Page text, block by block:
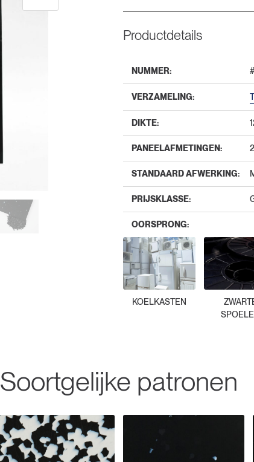
Productdetails
NUMMER:
VERZAMELING:
DIKTE:
PANEELAFMETINGEN:
STANDAARD AFWERKING:
PRIJSKLASSE:
OORSPRONG:
KOELKASTEN
Soortgelijke patronen